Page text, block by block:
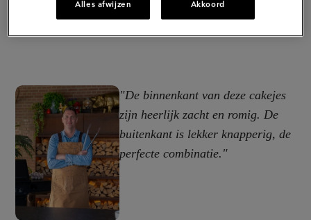
"De binnenkant van deze cakejes
zijn heerlijk zacht en romig. De
buitenkant is lekker knapperig, de
perfecte combinatie."
Alles afwijzen Akkoord